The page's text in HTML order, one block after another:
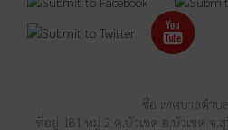
ชื่อ เทศบาลตำบ
ที่อยู่ 181 หมู่ 2 ต.บัวเชด อ.บัวเชด จ.สุ